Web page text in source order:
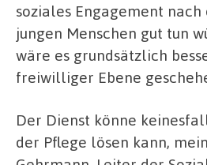
soziales Engagement
jungen Menschen gut tun
wäre es grundsätzlich
freiwilliger Ebene
Der Dienst könne
der Pflege lösen kann,